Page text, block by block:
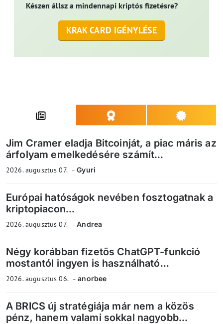
Készen állsz a mindennapi kriptós fizetésre?
KRAK CARD IGÉNYLÉSE
Jim Cramer eladja Bitcoinját, a piac máris az
árfolyam emelkedésére számít...
2026. augusztus 07. Gyuri
Európai hatóságok nevében fosztogatnak a
kriptopiacon...
2026. augusztus 07. Andrea
Négy korábban fizetős ChatGPT-funkció
mostantól ingyen is használható...
2026. augusztus 06. anorbee
A BRICS új stratégiája már nem a közös
pénz, hanem valami sokkal nagyobb...